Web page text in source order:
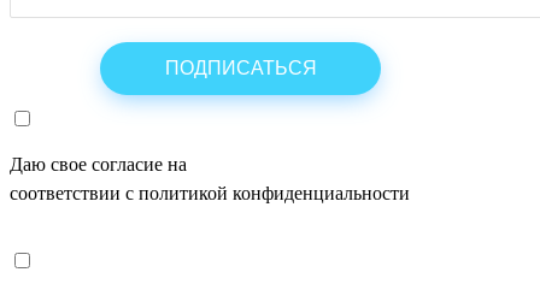
Даю свое согласие на
соответствии с политикой конфиденциальности